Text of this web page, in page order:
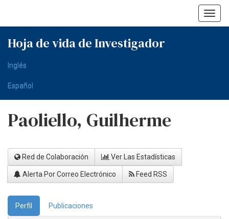
Hoja de vida de Investigador
Inglés
Español
Paoliello, Guilherme
Red de Colaboración Ver Las Estadísticas
Alerta Por Correo Electrónico Feed RSS
Perfil Publicaciones